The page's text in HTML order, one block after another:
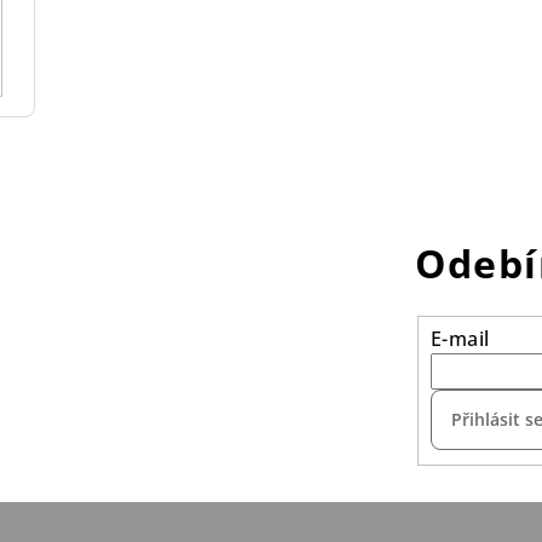
E-mail
Přihlásit se